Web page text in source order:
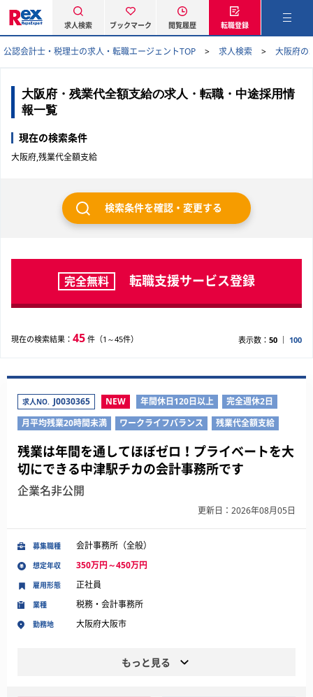
求人検索 ブックマーク 閲覧履歴 転職登録
公認会計士・税理士の求人・転職エージェントTOP 求人検索 大阪府の
大阪府・残業代全額支給の求人・転職・中途採用情
報一覧
現在の検索条件
大阪府,残業代全額支給
検索条件を確認・変更する
完全無料 転職支援サービス登録
現在の検索結果： 45 件（1～45件） 表示数： 50 100
求人NO. J0030365 NEW 年間休日120日以上
完全週休2日
月平均残業20時間未満
ワークライフバランス 残業代全額支給
残業は年間を通してほぼゼロ！プライベートを大
切にできる中津駅チカの会計事務所です
企業名非公開
更新日：2026年08月05日
募集職種 会計事務所（全般）
想定年収 350万円～450万円
業種 税務・会計事務所
勤務地 大阪府大阪市
雇用形態 正社員
もっと見る